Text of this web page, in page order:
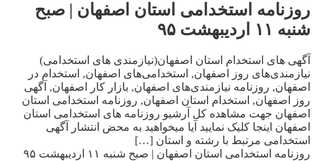
روزنامه استخدامی استان اصفهان | صبح
شنبه ۱۱ اردیبهشت ۹۵
آگهی های استخدام استان اصفهان(نیازمندی های استخدامی)
نیازمندی‌های روز اصفهان, استخدامی‌های اصفهان, استخدام در
اصفهان, روزنامه نیازمندی‌های اصفهان, بازار کار اصفهان, آگهی
روز اصفهان, استخدام استان اصفهان, روزنامه استخدامی استان
اصفهان جهت مشاهده کل آرشیو روزنامه های استخدامی استان
اصفهان اینجا کلیک نمایید آیا میخواهید به محض انتشار آگهی
استخدامی مرتبط با رشته و استان […]
روزنامه استخدامی استان اصفهان | صبح شنبه ۱۱ اردیبهشت ۹۵